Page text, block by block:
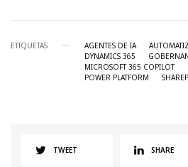
ETIQUETAS AGENTES DE IA
DYNAMICS 365
MICROSOFT 365 COPILOT
POWER PLATFORM
TWEET SHARE